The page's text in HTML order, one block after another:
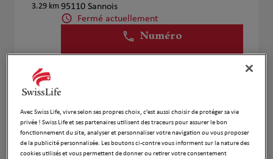
3.29 km 95110 Sannois
Fermé actuellement
Numéro
4
6.32 km
Amoyal Florent
26 Rue de Prony
92600 Asnières sur Seine
Fermé actuellement
Avec Swiss Life, vivre selon ses propres choix, c’est aussi choisir de protéger sa vie
privée ! Swiss Life et ses partenaires utilisent des traceurs pour assurer le bon
fonctionnement du site, analyser et personnaliser votre navigation ou vous proposer
de la publicité personnalisée. Les boutons ci-contre vous informent sur la nature des
cookies utilisés et vous permettent de donner ou retirer votre consentement